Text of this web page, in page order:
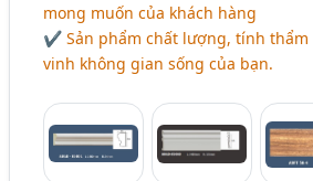
mong muốn của khách hàng
✔ Sản phẩm chất lượng, tính thẩm
vinh không gian sống của bạn.